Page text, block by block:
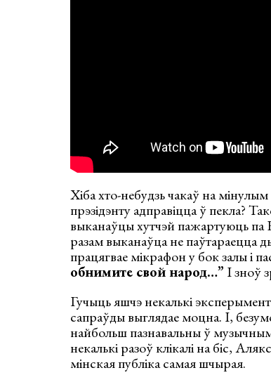
Хіба хто-небудзь чакаў на
прэзідэнту адправіцца ў пекла?
выканаўцы хутчэй пажартуюць па
разам выканаўца не паўтараецца
працягвае мікрафон у бок залы і
обнимите свой народ…” І зноў
Гучыць яшчэ некалькі
сапраўды выглядае моцна. І,
найбольш пазнавальны ў
некалькі разоў клікалі на біс,
мінская публіка самая шчырая.